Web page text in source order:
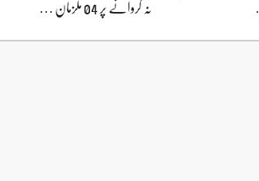
نہ کروانے پر 04 ملزمان …